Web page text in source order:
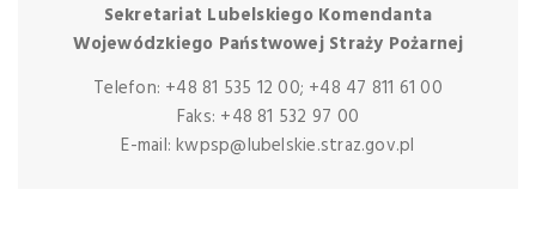
Sekretariat Lubelskiego Komendanta
Wojewódzkiego Państwowej Straży Pożarnej
Telefon: +48 81 535 12 00; +48 47 811 61 00
Faks: +48 81 532 97 00
E-mail: kwpsp@lubelskie.straz.gov.pl